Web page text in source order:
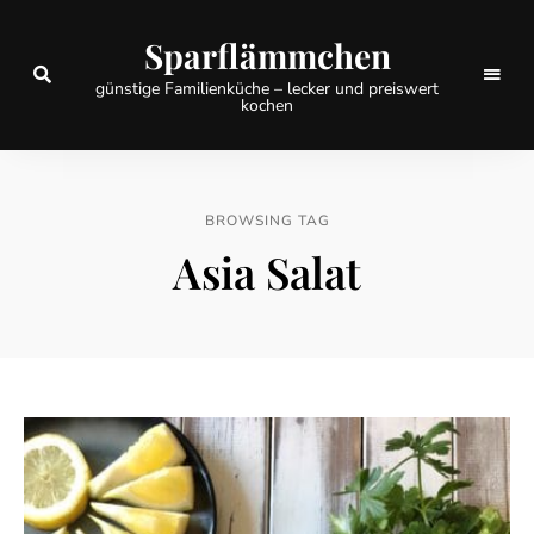
Sparflämmchen
günstige Familienküche – lecker und preiswert
kochen
BROWSING TAG
Asia Salat